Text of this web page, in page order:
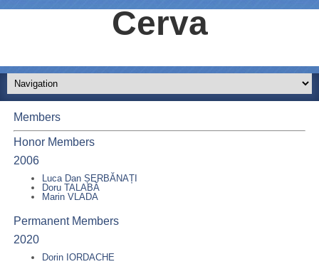
Cerva
Members
Honor Members
2006
Luca Dan ȘERBĂNAȚI
Doru TALABĂ
Marin VLADA
Permanent Members
2020
Dorin IORDACHE